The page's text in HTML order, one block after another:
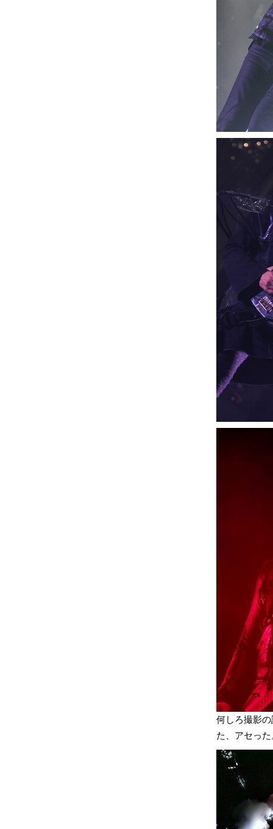
何しろ撮影
た、アセった